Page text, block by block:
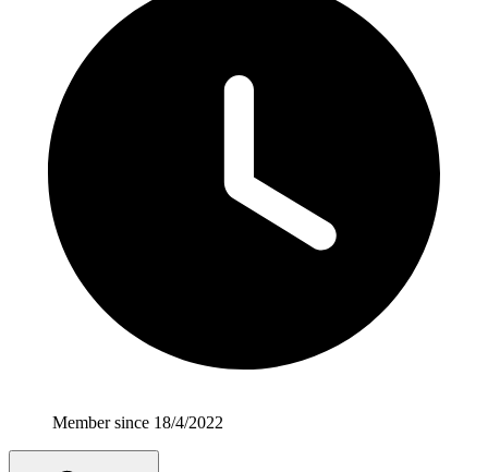
Member since 18/4/2022